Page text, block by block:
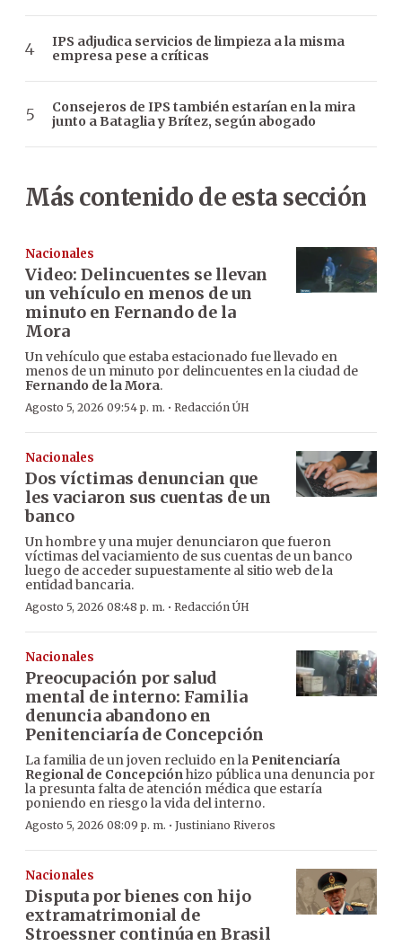
IPS adjudica servicios de limpieza a la misma
empresa pese a críticas
Consejeros de IPS también estarían en la mira
junto a Bataglia y Brítez, según abogado
Más contenido de esta sección
Nacionales
Video: Delincuentes se llevan
un vehículo en menos de un
minuto en Fernando de la
Mora
Un vehículo que estaba estacionado fue llevado en
menos de un minuto por delincuentes en la ciudad de
Fernando de la Mora.
Agosto 5, 2026 09:54 p. m. · Redacción ÚH
Nacionales
Dos víctimas denuncian que
les vaciaron sus cuentas de un
banco
Un hombre y una mujer denunciaron que fueron
víctimas del vaciamiento de sus cuentas de un banco
luego de acceder supuestamente al sitio web de la
entidad bancaria.
Agosto 5, 2026 08:48 p. m. · Redacción ÚH
Nacionales
Preocupación por salud
mental de interno: Familia
denuncia abandono en
Penitenciaría de Concepción
La familia de un joven recluido en la Penitenciaría
Regional de Concepciónhizo pública una denuncia por
la presunta falta de atención médica que estaría
poniendo en riesgo la vida del interno.
Agosto 5, 2026 08:09 p. m. · Justiniano Riveros
Nacionales
Disputa por bienes con hijo
extramatrimonial de
Stroessner continúa en Brasil